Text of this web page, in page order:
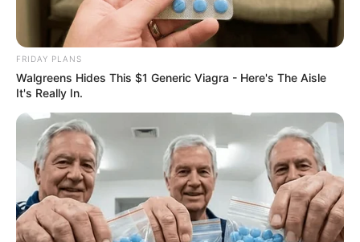
FRIDAY PLANS
Walgreens Hides This $1 Generic Viagra - Here's The Aisle
It's Really In.